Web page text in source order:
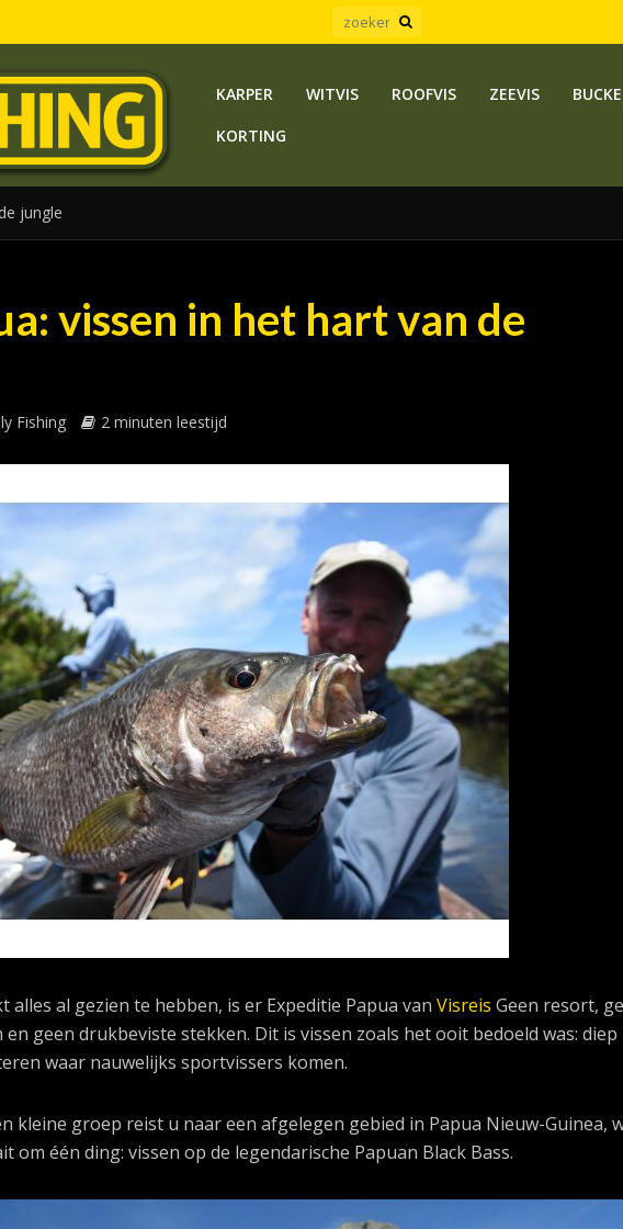
KARPER WITVIS ROOFVIS ZEEVIS
KORTING
jungle
vissen in het hart van de
Fishing 2 minuten leestijd
alles al gezien te hebben, is er Expeditie Papua vanVisreis Geen resort,
geen drukbeviste stekken. Dit is vissen zoals het ooit bedoeld was: diep
waar nauwelijks sportvissers komen.
kleine groep reist u naar een afgelegen gebied in Papua Nieuw-Guinea,
om één ding: vissen op de legendarische Papuan Black Bass.